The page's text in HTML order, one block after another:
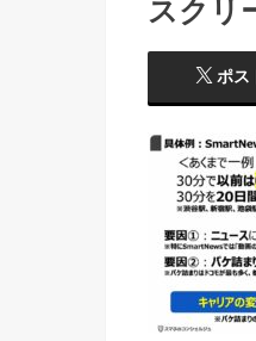
スクリ
ポス